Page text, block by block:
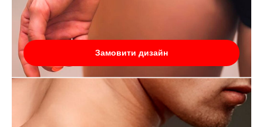
Замовити дизайн